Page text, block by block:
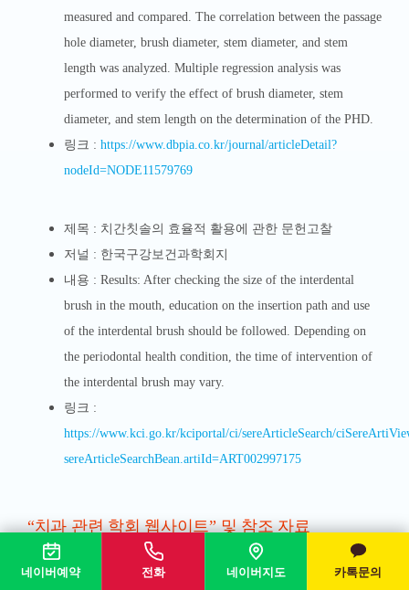
measured and compared. The correlation between the passage
hole diameter, brush diameter, stem diameter, and stem
length was analyzed. Multiple regression analysis was
performed to verify the effect of brush diameter, stem
diameter, and stem length on the determination of the PHD.
링 크 : https://www.dbpia.co.kr/journal/articleDetail?
nodeId=NODE11579769
제목 : 치간칫솔의 효율적 활용에 관한 문헌고찰
저널 : 한국구강보건과학회지
내 용 : Results: After checking the size of the interdental
brush in the mouth, education on the insertion path and use
of the interdental brush should be followed. Depending on
the periodontal health condition, the time of intervention of
the interdental brush may vary.
링 크 :
https://www.kci.go.kr/kciportal/ci/sereArticleSearch/
sereArticleSearchBean.artiId=ART002997175
“치과 관련 학회 웹사이트” 및 참조 자료
네이버예약 전화 네이버지도 카톡문의